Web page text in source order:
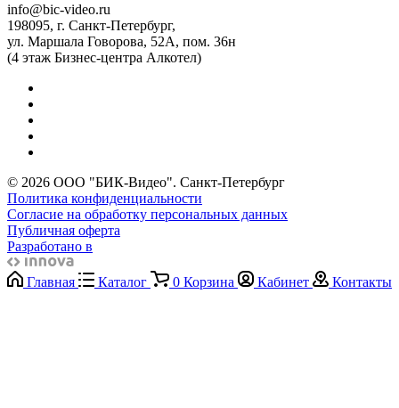
info@bic-video.ru
198095, г. Санкт-Петербург,
ул. Маршала Говорова, 52А, пом. 36н
(4 этаж Бизнес-центра Алкотел)
© 2026 ООО "БИК-Видео". Санкт-Петербург
Политика конфиденциальности
Согласие на обработку персональных данных
Публичная оферта
Разработано в
Главная Каталог 0 Корзина Кабинет Контакты